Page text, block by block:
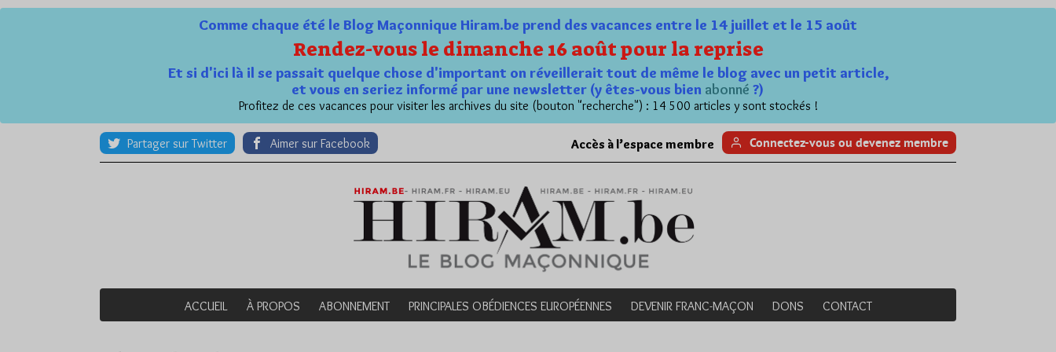
Comme chaque été le Blog Maçonnique Hiram.be prend des vacances entre le 14 juillet et le 15 août
Rendez-vous le dimanche 16 août pour la reprise
Et si d'ici là il se passait quelque chose d'important on réveillerait tout de même le blog avec un petit article,
et vous en seriez informé par une newsletter (y êtes-vous bien abonné ?)
Profitez de ces vacances pour visiter les archives du site (bouton "recherche") : 14 500 articles y sont stockés !
Partager sur Twitter Aimer sur Facebook Accès à l’espace membre Connectez-vous ou devenez membre
ACCUEIL À PROPOS ABONNEMENT PRINCIPALES OBÉDIENCES EUROPÉENNES DEVENIR FRANC-MAÇON DONS CONTACT